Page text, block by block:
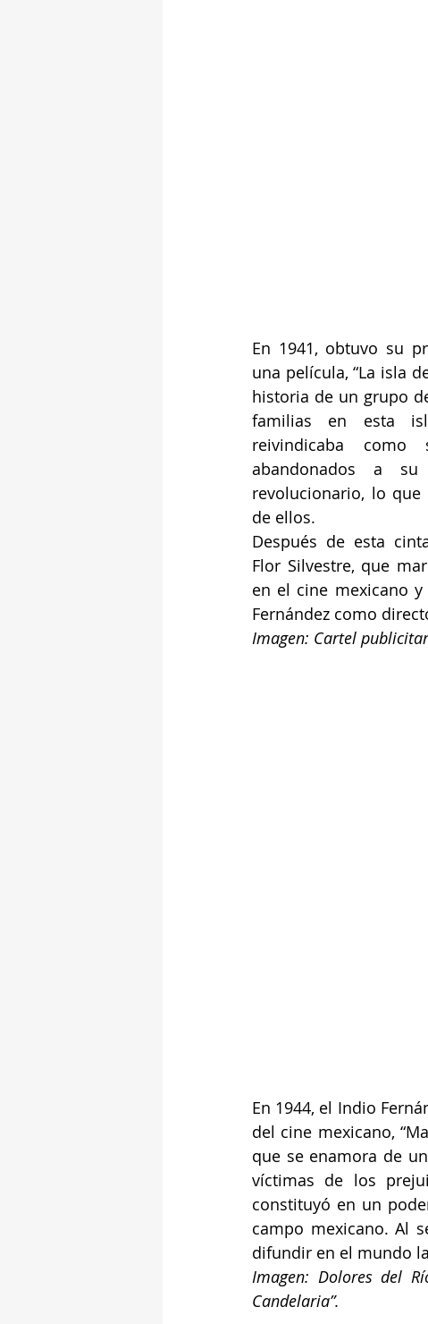
En 1941, obtuvo su
una película, “La isla
historia de un grupo
familias en esta
reivindicaba
abandonados a
revolucionario, lo
de ellos.
Después de esta
Flor Silvestre, que
en el cine mexicano
Fernández como
Imagen: Cartel
En 1944, el Indio
del cine mexicano,
que se enamora de
víctimas de los
constituyó en un
campo mexicano. Al
difundir en el mundo
Imagen: Dolores del
Candelaria”.